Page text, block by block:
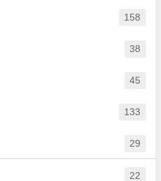
158
38
45
133
29
22